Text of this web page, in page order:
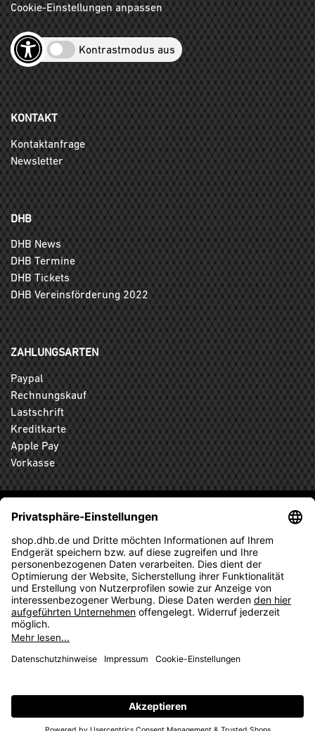
Cookie-Einstellungen anpassen
Kontrastmodus aus
KONTAKT
Kontaktanfrage
Newsletter
DHB
DHB News
DHB Termine
DHB Tickets
DHB Vereinsförderung 2022
ZAHLUNGSARTEN
Paypal
Rechnungskauf
Lastschrift
Kreditkarte
Apple Pay
Vorkasse
ABONNIEREN SIE DEN KOSTENLOSEN DHB-FANSHOP
NEWSLETTER UND VERPASSEN SIE KEINE NEUIGKEIT ODER
AKTION MEHR.
ANMELDEN